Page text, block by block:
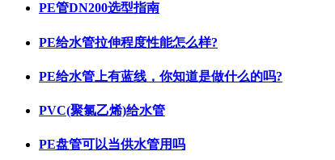
PE管DN200选型指南
PE给水管拉伸程度性能怎么样?
PE给水管上有蓝线，你知道是做什么的吗?
PVC(聚氯乙烯)给水管
PE盘管可以当供水管用吗